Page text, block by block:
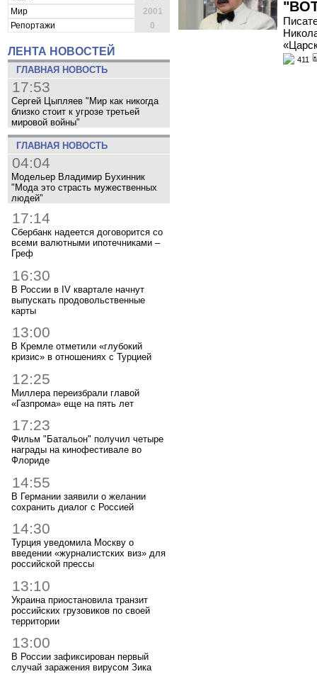
Мир
2001
Репортажи
0
ЛЕНТА НОВОСТЕЙ
ГЛАВНАЯ НОВОСТЬ
17:53
Сергей Цыпляев "Мир как никогда
близко стоит к угрозе третьей
мировой войны"
ГЛАВНАЯ НОВОСТЬ
04:04
Модельер Владимир Бухинник
"Мода это страсть мужественных
людей"
17:14
Сбербанк надеется договорится со
всеми валютными ипотечниками –
Греф
16:30
В России в IV квартале начнут
выпускать продовольственные
карты
13:00
В Кремле отметили «глубокий
кризис» в отношениях с Турцией
12:25
Миллера переизбрали главой
«Газпрома» еще на пять лет
17:23
Фильм "Батальон" получил четыре
награды на кинофестивале во
Флориде
14:55
В Германии заявили о желании
сохранить диалог с Россией
14:30
Турция уведомила Москву о
введении «журналистских виз» для
российской прессы
13:10
Украина приостановила транзит
российских грузовиков по своей
территории
13:00
В России зафиксирован первый
случай заражения вирусом Зика
411